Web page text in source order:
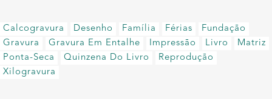
Calcogravura Desenho Família Férias
Fundação
Gravura
Gravura Em Entalhe Impressão Livro
Matriz
Ponta-Seca
Quinzena Do Livro
Reprodução
Xilogravura